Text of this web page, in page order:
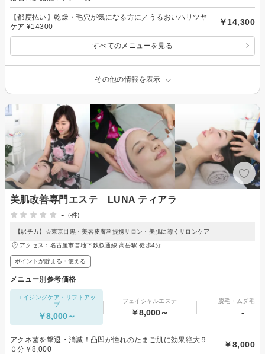
【都度払い】乾燥・毛穴が気になる方に／うるおいハリツヤ
ケア ¥14300
￥14,300
すべてのメニューを見る
その他の情報を表示
美肌改善専門エステ LUNA ティアラ
-
(-件)
【駅チカ】☆東京目黒・美容皮膚科提携サロン・美肌に導くサロンケア
アクセス：名古屋市営地下鉄桜通線 高岳駅 徒歩4分
ポイントが貯まる・使える
メニュー別参考価格
エイジングケア・リフトアッ
プ
￥8,000～
フェイシャルエステ
￥8,000～
脱毛・ムダ毛処
-
アクネ菌を撃退・消滅！凸凹が憧れのたまご肌に効果絶大９
０分￥8,000
￥8,000